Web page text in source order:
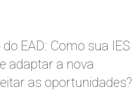
EAD: Como sua IES
adaptar a nova
as oportunidades?